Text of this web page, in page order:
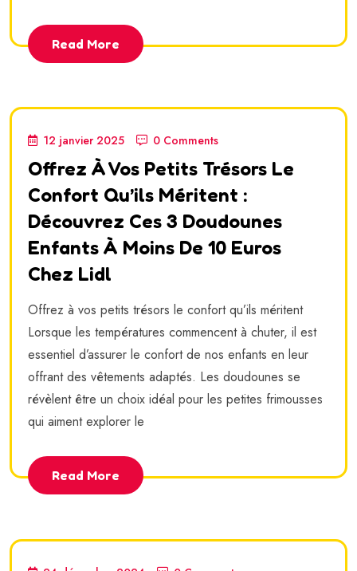
Read More
12 janvier 2025 0 Comments
Offrez À Vos Petits Trésors Le
Confort Qu’ils Méritent :
Découvrez Ces 3 Doudounes
Enfants À Moins De 10 Euros
Chez Lidl
Offrez à vos petits trésors le confort qu’ils méritent
Lorsque les températures commencent à chuter, il est
essentiel d’assurer le confort de nos enfants en leur
offrant des vêtements adaptés. Les doudounes se
révèlent être un choix idéal pour les petites frimousses
qui aiment explorer le
Read More